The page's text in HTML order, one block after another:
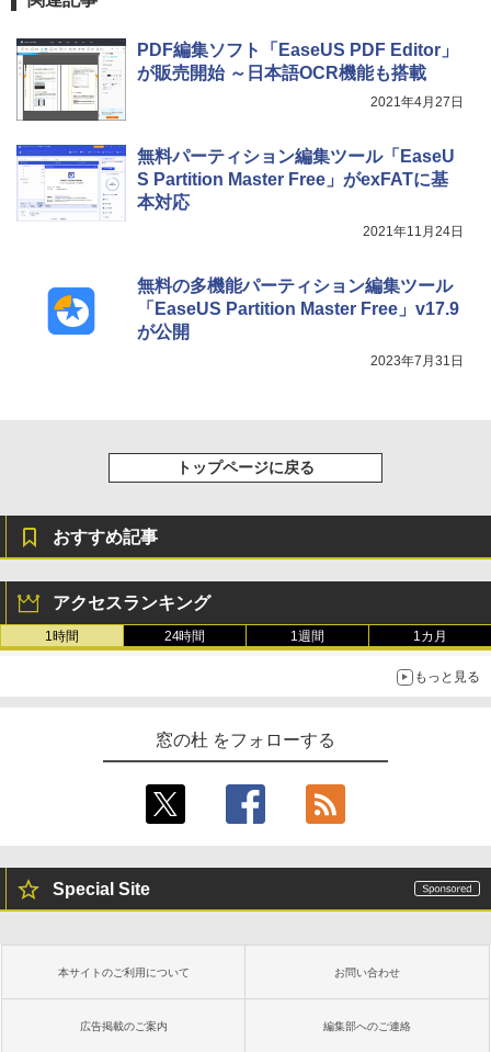
New Amazon Kindle Scribe Colorsoft |
11インチカラーディスプレイ、64GBスト
レージ、ノート機能搭載、明るさ自動調
整、色調調節ライト、プレミアムペン付
￥115,980
PDF編集ソフト「EaseUS PDF Editor」
が販売開始 ～日本語OCR機能も搭載
2021年4月27日
無料パーティション編集ツール「EaseU
S Partition Master Free」がexFATに基
本対応
2021年11月24日
無料の多機能パーティション編集ツール
「EaseUS Partition Master Free」v17.9
が公開
2023年7月31日
トップページに戻る
おすすめ記事
アクセスランキング
1時間 24時間 1週間 1カ月
もっと見る
窓の杜 をフォローする
Special Site
本サイトのご利用について お問い合わせ
広告掲載のご案内 編集部へのご連絡